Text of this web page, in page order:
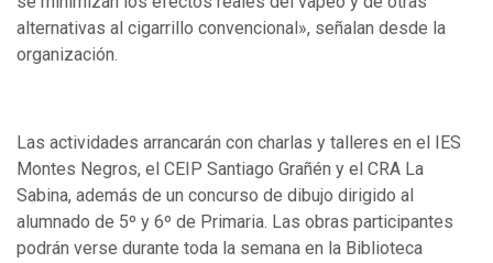
alternativas al cigarrillo convencional», señalan desde la
organización.
Las actividades arrancarán con charlas y talleres en el IES
Montes Negros, el CEIP Santiago Grañén y el CRA La
Sabina, además de un concurso de dibujo dirigido al
alumnado de 5º y 6º de Primaria. Las obras participantes
podrán verse durante toda la semana en la Biblioteca